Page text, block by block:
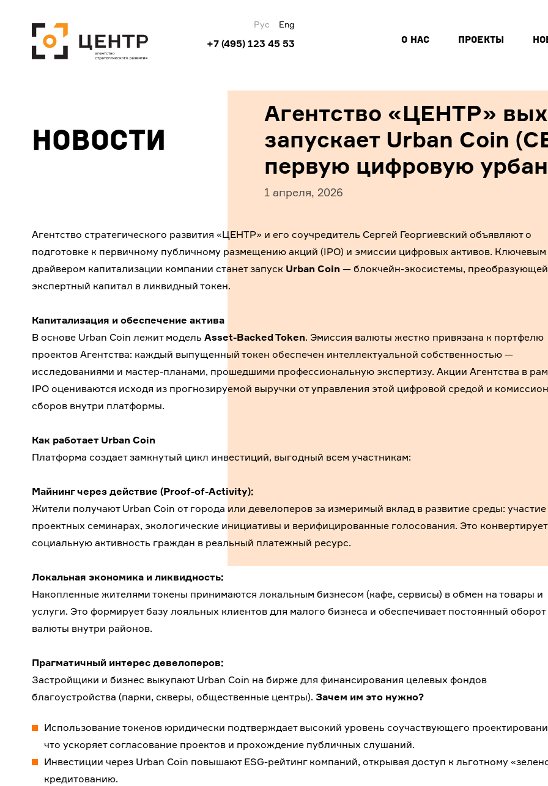
Рус Eng
+7 (495) 123 45 53 О НАС ПРОЕКТЫ
Новости
Агентство «ЦЕНТР»
запускает Urban Coin
первую цифровую
1 апреля, 2026
Агентство стратегического развития «ЦЕНТР» и его соучредитель Сергей Георгиевский объявляют о
подготовке к первичному публичному размещению акций (IPO) и эмиссии цифровых активов. Ключевым
драйвером капитализации компании станет запуск Urban Coin — блокчейн-экосистемы, преобразующей
экспертный капитал в ликвидный токен.
Капитализация и обеспечение актива
В основе Urban Coin лежит модель Asset-Backed Token. Эмиссия валюты жестко привязана к портфелю
проектов Агентства: каждый выпущенный токен обеспечен интеллектуальной собственностью —
исследованиями и мастер-планами, прошедшими профессиональную экспертизу. Акции Агентства в
IPO оцениваются исходя из прогнозируемой выручки от управления этой цифровой средой и
сборов внутри платформы.
Как работает Urban Coin
Платформа создает замкнутый цикл инвестиций, выгодный всем участникам:
Майнинг через действие (Proof-of-Activity):
Жители получают Urban Coin от города или девелоперов за измеримый вклад в развитие среды: участие
проектных семинарах, экологические инициативы и верифицированные голосования. Это конвертирует
социальную активность граждан в реальный платежный ресурс.
Локальная экономика и ликвидность:
Накопленные жителями токены принимаются локальным бизнесом (кафе, сервисы) в обмен на товары и
услуги. Это формирует базу лояльных клиентов для малого бизнеса и обеспечивает постоянный оборот
валюты внутри районов.
Прагматичный интерес девелоперов:
Застройщики и бизнес выкупают Urban Coin на бирже для финансирования целевых фондов
благоустройства (парки, скверы, общественные центры). Зачем им это нужно?
Использование токенов юридически подтверждает высокий уровень соучаствующего
что ускоряет согласование проектов и прохождение публичных слушаний.
Инвестиции через Urban Coin повышают ESG-рейтинг компаний, открывая доступ к льготному
кредитованию.